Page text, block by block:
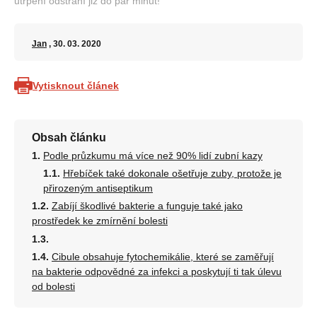
Jan , 30. 03. 2020
Vytisknout článek
Obsah článku
Podle průzkumu má více než 90% lidí zubní kazy
Hřebíček také dokonale ošetřuje zuby, protože je
přirozeným antiseptikum
Zabíjí škodlivé bakterie a funguje také jako
prostředek ke zmírnění bolesti
Cibule obsahuje fytochemikálie, které se zaměřují
na bakterie odpovědné za infekci a poskytují ti tak úlevu
od bolesti